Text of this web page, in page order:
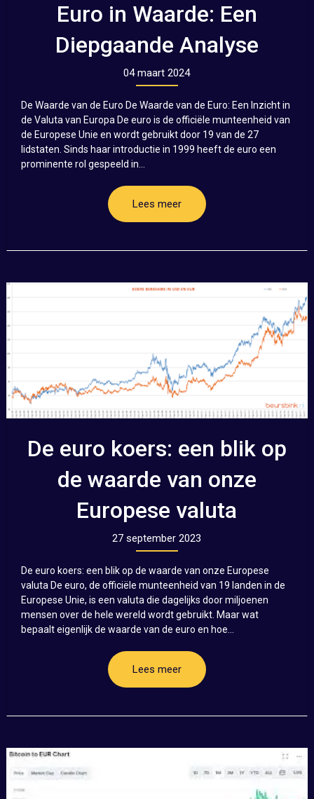
Euro in Waarde: Een
Diepgaande Analyse
04 maart 2024
De Waarde van de Euro De Waarde van de Euro: Een Inzicht in
de Valuta van Europa De euro is de officiële munteenheid van
de Europese Unie en wordt gebruikt door 19 van de 27
lidstaten. Sinds haar introductie in 1999 heeft de euro een
prominente rol gespeeld in...
Lees meer
De euro koers: een blik op
de waarde van onze
Europese valuta
27 september 2023
De euro koers: een blik op de waarde van onze Europese
valuta De euro, de officiële munteenheid van 19 landen in de
Europese Unie, is een valuta die dagelijks door miljoenen
mensen over de hele wereld wordt gebruikt. Maar wat
bepaalt eigenlijk de waarde van de euro en hoe...
Lees meer